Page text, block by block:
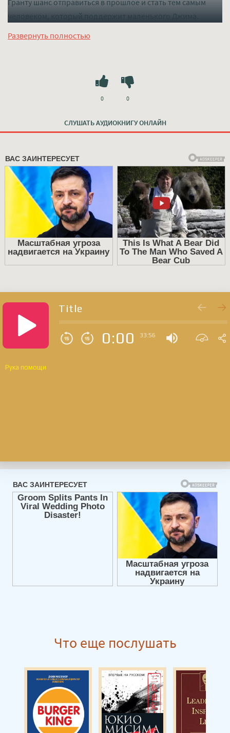
Гранту шанс отправиться в прошлое и стать тем самым
человеком, который поддержит маленького Джима.
Развернуть полностью
СЛУШАТЬ АУДИОКНИГУ ОНЛАЙН
0 0
Title
0:00 33:56
Рука помощи
Что еще послушать